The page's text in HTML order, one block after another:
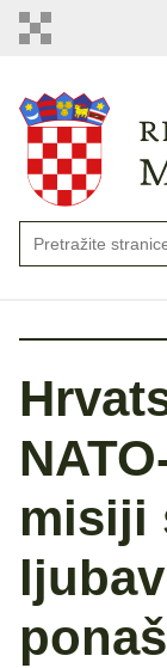
misiji